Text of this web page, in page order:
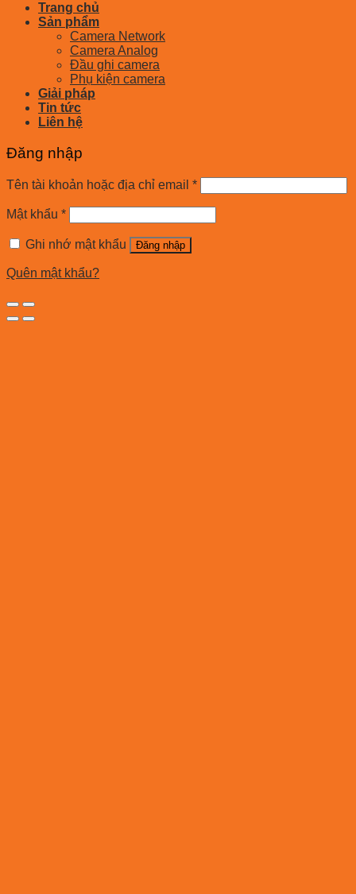
Trang chủ
Sản phẩm
Camera Network
Camera Analog
Đầu ghi camera
Phụ kiện camera
Giải pháp
Tin tức
Liên hệ
Đăng nhập
Tên tài khoản hoặc địa chỉ email *
Mật khẩu *
Ghi nhớ mật khẩu Đăng nhập
Quên mật khẩu?